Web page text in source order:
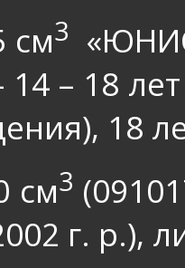
см3
14 – 18 лет
18
см3
г. р.),